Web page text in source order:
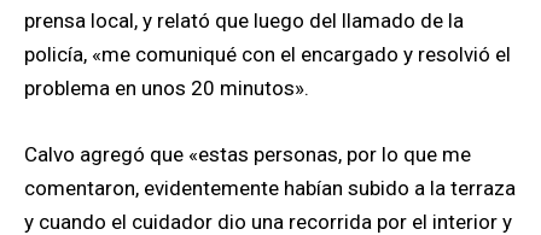
prensa local, y relató que luego del llamado de la
policía, «me comuniqué con el encargado y resolvió el
problema en unos 20 minutos».
Calvo agregó que «estas personas, por lo que me
comentaron, evidentemente habían subido a la terraza
y cuando el cuidador dio una recorrida por el interior y